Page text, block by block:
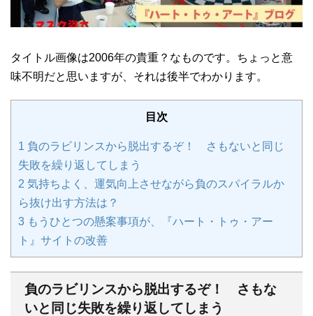
タイトル画像は2006年の貴重？なものです。ちょっと意
味不明だと思いますが、それは後半でわかります。
目次
1 負のラビリンスから脱出するぞ！ さもないと同じ
失敗を繰り返してしまう
2 気持ちよく、運気向上させながら負のスパイラルか
ら抜け出す方法は？
3 もうひとつの懸案事項が、『ハート・トゥ・アー
ト』サイトの改善
負のラビリンスから脱出するぞ！ さもな
いと同じ失敗を繰り返してしまう